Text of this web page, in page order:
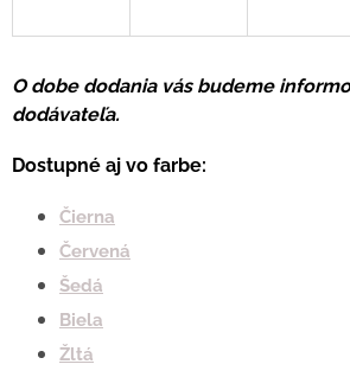
O dobe dodania vás budeme
dodávateľa.
Dostupné aj vo farbe:
Čierna
Červená
Šedá
Biela
Žltá